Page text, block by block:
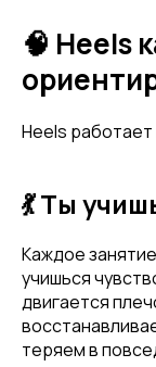
🧠 Heels
Heels
💃 Ты
Каждое
учишься
двигается
теряем в